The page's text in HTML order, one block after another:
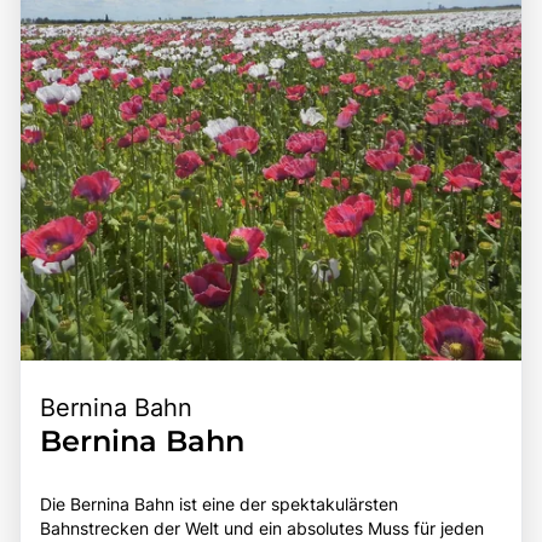
Natur zu erleben, die Schweizer Gastfreundschaft zu
genießen und die lokale Kultur zu entdecken. Die
Kombination aus spektakulären Landschaften, sportlichen
Aktivitäten und der Möglichkeit, die alpine Küche zu
probieren, macht das Berner Oberland zu einem
unverzichtbaren Ziel für Reisende und Naturliebhaber.
andere Sehenswürdigkeiten der Umgebung, wie das
Jungfraujoch oder die Aletschgletscher, zu entdecken.
Die Kombination aus der Schönheit der Umgebung, der
kulturellen Bedeutung der Region und der Möglichkeit, die
Natur aktiv zu erleben, macht das Berner Oberland zu
einem unverzichtbaren Ziel für Reisende, die die Schätze
der Schweizer Alpen entdecken möchten.
Bernina Bahn
Bernina Bahn
Die Bernina Bahn ist eine der spektakulärsten
Bahnstrecken der Welt und ein absolutes Muss für jeden